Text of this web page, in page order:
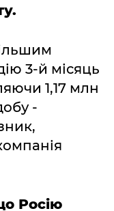
3-й місяць
1,17 млн
-
Росію